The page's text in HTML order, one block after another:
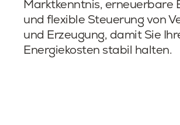
Marktkenntnis, erneuerbare
und flexible Steuerung von
und Erzeugung, damit Sie
Energiekosten stabil halten.